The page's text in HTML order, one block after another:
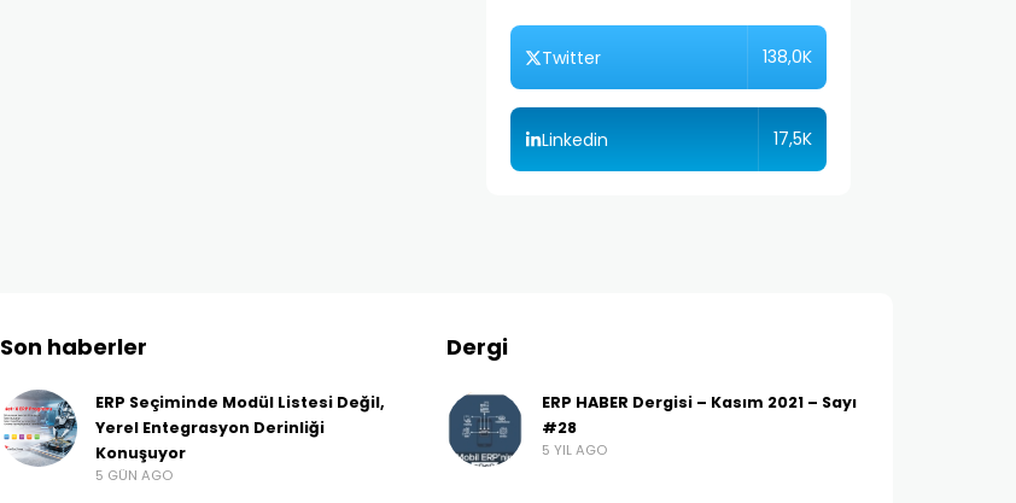
Twitter 138,0K
Linkedin 17,5K
Son haberler
ERP Seçiminde Modül Listesi Değil,
Yerel Entegrasyon Derinliği
Konuşuyor
5 GÜN AGO
Dergi
ERP HABER Dergisi – Kasım 2021 – Sayı
#28
5 YIL AGO